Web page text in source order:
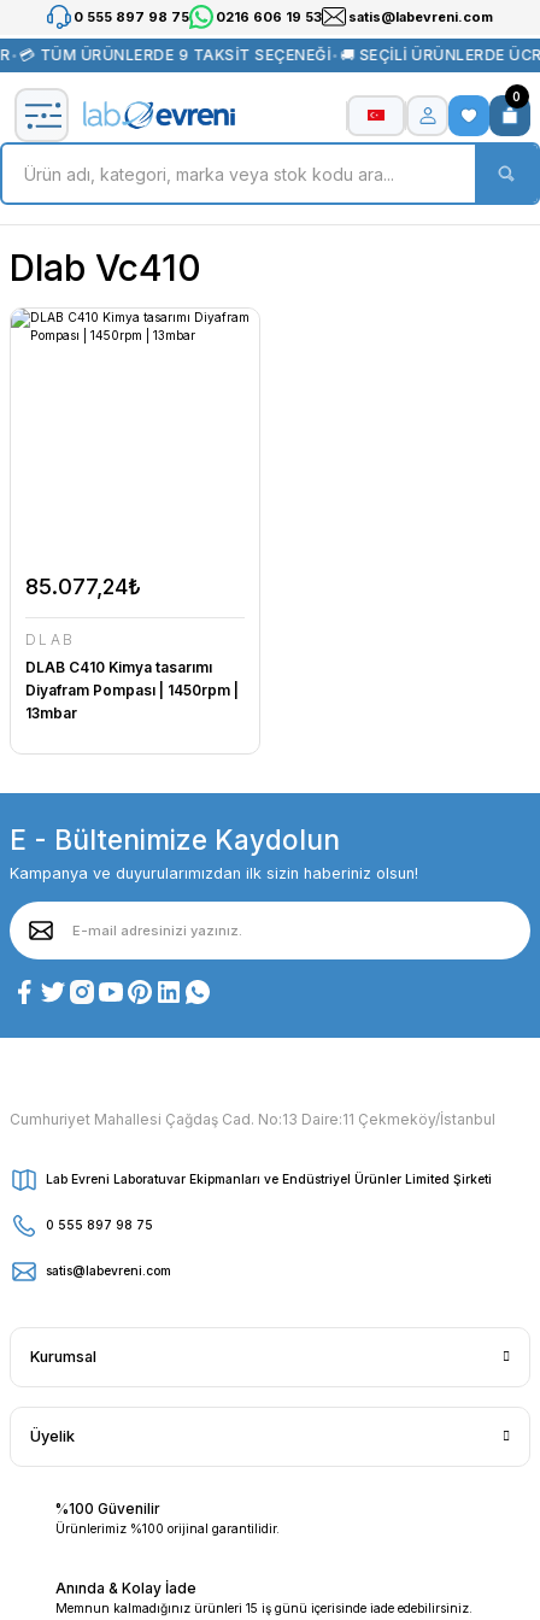
0 555 897 98 75 0216 606 19 53 satis@labevreni.com
•💳 TÜM ÜRÜNLERDE 9 TAKSİT SEÇENEĞİ•🚚 SEÇİLİ ÜRÜNLERDE
0
Dlab Vc410
85.077,24₺
DLAB
DLAB C410 Kimya tasarımı
Diyafram Pompası | 1450rpm |
13mbar
E - Bültenimize Kaydolun
Kampanya ve duyurularımızdan ilk sizin haberiniz olsun!
Cumhuriyet Mahallesi Çağdaş Cad. No:13 Daire:11 Çekmeköy/İstanbul
Lab Evreni Laboratuvar Ekipmanları ve Endüstriyel Ürünler Limited Şirketi
0 555 897 98 75
satis@labevreni.com
Kurumsal
Üyelik
%100 Güvenilir
Ürünlerimiz %100 orijinal garantilidir.
Anında & Kolay İade
Memnun kalmadığınız ürünleri 15 iş günü içerisinde iade edebilirsiniz.